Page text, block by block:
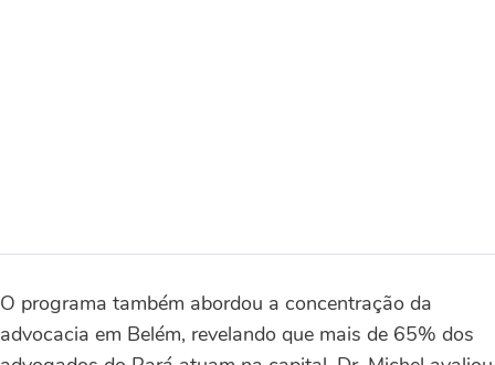
O programa também abordou a concentração da
advocacia em Belém, revelando que mais de 65% dos